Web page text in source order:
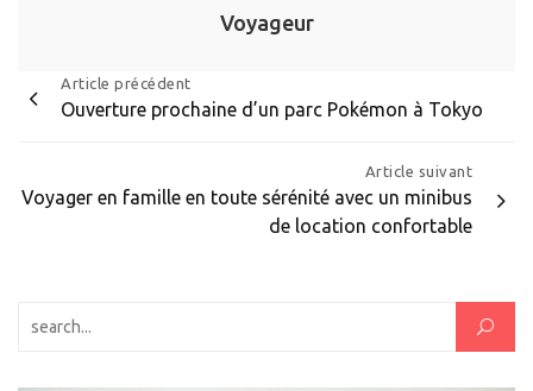
Voyageur
Navigation
l’article
Article précédent
Ouverture prochaine d’un parc Pokémon à Tokyo
Article suivant
Voyager en famille en toute sérénité avec un minibus
de location confortable
Rechercher :